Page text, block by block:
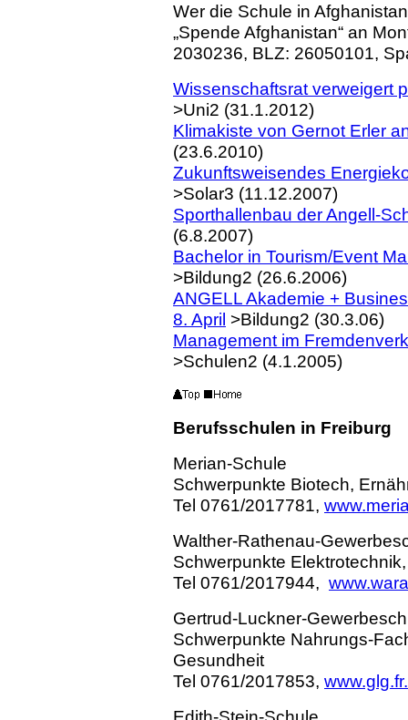
Wer die Schule in
„Spende Afghanistan“ an
2030236, BLZ: 26050101,
Wissenschaftsrat verweigert
>Uni2 (31.1.2012)
Klimakiste von Gernot Erler
(23.6.2010)
Zukunftsweisendes
>Solar3 (11.12.2007)
Sporthallenbau der Angell-
(6.8.2007)
Bachelor in Tourism/Event
>Bildung2 (26.6.2006)
ANGELL Akademie +
8. April >Bildung2 (30.3.06)
Management im
>Schulen2 (4.1.2005)
Berufsschulen in Freiburg
Merian-Schule
Schwerpunkte Biotech,
Tel 0761/2017781,
Walther-Rathenau-
Schwerpunkte
Tel 0761/2017944,
Gertrud-Luckner-
Schwerpunkte Nahrungs-
Gesundheit
Tel 0761/2017853,